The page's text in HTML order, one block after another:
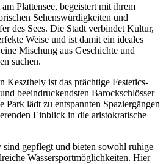
Plattensee, begeistert mit ihrem
Sehenswürdigkeiten und
des Sees. Die Stadt verbindet Kultur,
Weise und ist damit ein ideales
Mischung aus Geschichte und
suchen.
Keszthely ist das prächtige Festetics-
beeindruckendsten Barockschlösser
Park lädt zu entspannten Spaziergängen
Einblick in die aristokratische
gepflegt und bieten sowohl ruhige
Wassersportmöglichkeiten. Hier